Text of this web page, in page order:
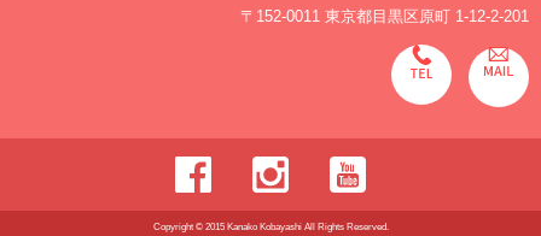
〒152-0011 東京都目黒区原町 1-12-2-201
Copyright © 2015 Kanako Kobayashi All Rights Reserved.